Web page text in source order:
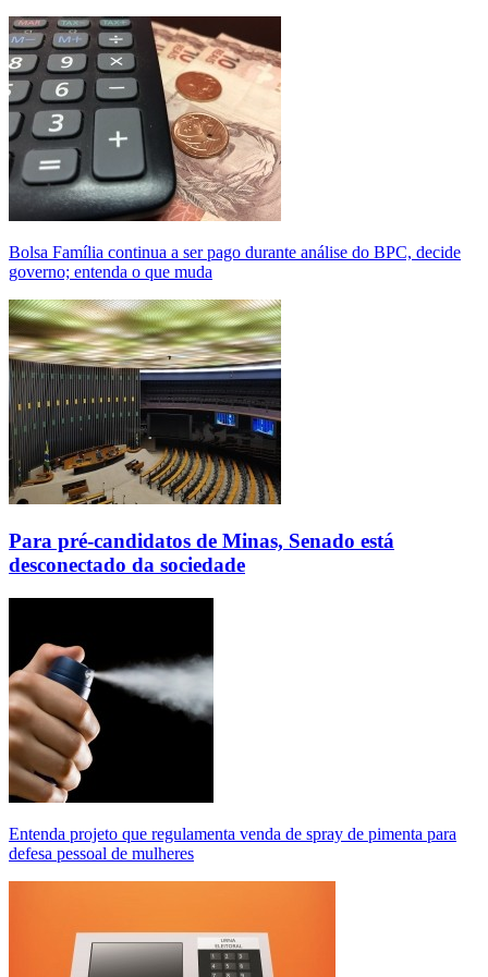
Bolsa Família continua a ser pago durante análise do BPC, decide
governo; entenda o que muda
Para pré-candidatos de Minas, Senado está
desconectado da sociedade
Entenda projeto que regulamenta venda de spray de pimenta para
defesa pessoal de mulheres